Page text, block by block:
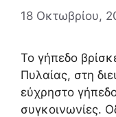
18 Οκτωβρίου,
Το γήπεδο
Πυλαίας, στη
εύχρηστο
συγκοινωνίες.